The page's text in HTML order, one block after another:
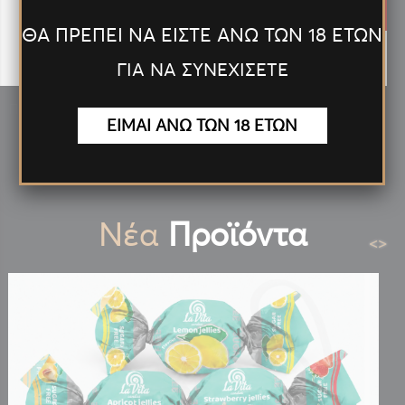
ΠΙΠΑΚΙ ΤΟΥ ΠΑΠΠΟΥ ΓΙΑ ΚΑΝΟΝΙΚΟ ΤΣΙΓΑΡΟ 10 ΤΕΜ
(42902-010)
Νέα Προϊόντα <>
ΘΑ ΠΡΕΠΕΙ ΝΑ ΕΙΣΤΕ ΑΝΩ ΤΩΝ 18 ΕΤΩΝ
ΓΙΑ ΝΑ ΣΥΝΕΧΙΣΕΤΕ
ΕΙΜΑΙ ΑΝΩ ΤΩΝ 18 ΕΤΩΝ